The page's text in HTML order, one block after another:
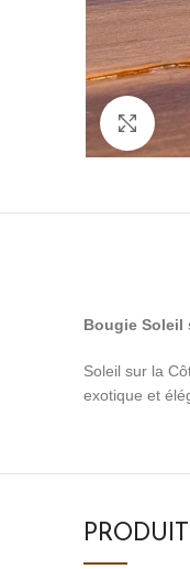
Bougie Soleil
Soleil sur la
exotique et